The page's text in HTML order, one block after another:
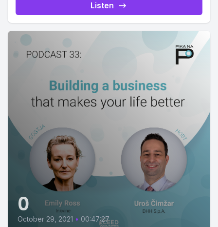
Listen
0
October 29, 2021 • 00:47:27